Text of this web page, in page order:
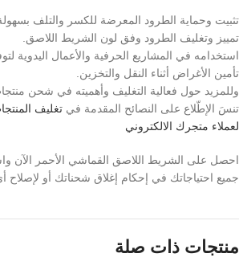
تثبيت وحماية الطرود المعرضة للكسر والتلف
تمييز وتغليف الطرود وفق لون الشريط اللاصق.
استخدامه في المشاريع الحرفية والأعمال اليدوية
تأمين الأغراض أثناء النقل والتخزين.
وللمزيد حول فعالية التغليف وأهميته في شحن
تنسَ الإطّلاع على النصائح المقدمة في تغليف
لعملاء متجرك الالكتروني
احصل على الشريط اللاصق القماشي الأحمر الآن
جميع احتياجاتك في إحكام إغلاق شحناتك أو
منتجات ذات صلة